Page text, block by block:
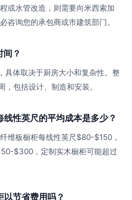
或水管改造，则需要向米西索加
咨询您的承包商或市建筑部门。
？
具体取决于厨房大小和复杂性。整
包括设计、制造和安装。
性英尺的平均成本是多少？
维板橱柜每线性英尺$80-$150，
$300，定制实木橱柜可能超过
节省费用吗？